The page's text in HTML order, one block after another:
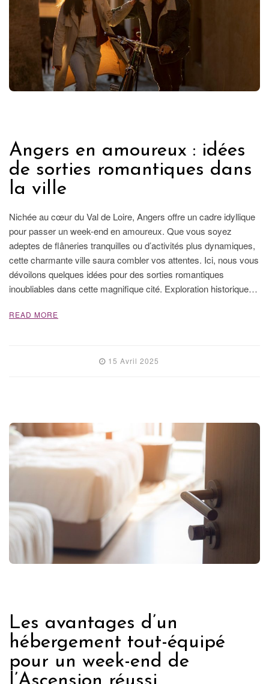
Angers en amoureux : idées
de sorties romantiques dans
la ville
Nichée au cœur du Val de Loire, Angers offre un cadre idyllique
pour passer un week-end en amoureux. Que vous soyez
adeptes de flâneries tranquilles ou d’activités plus dynamiques,
cette charmante ville saura combler vos attentes. Ici, nous vous
dévoilons quelques idées pour des sorties romantiques
inoubliables dans cette magnifique cité. Exploration historique…
READ MORE
15 Avril 2025
Les avantages d’un
hébergement tout-équipé
pour un week-end de